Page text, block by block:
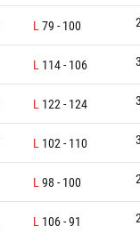
L 79 - 100
L 114- 106
L 122 - 124
L 102 - 110
L 98 - 100
L 106-91